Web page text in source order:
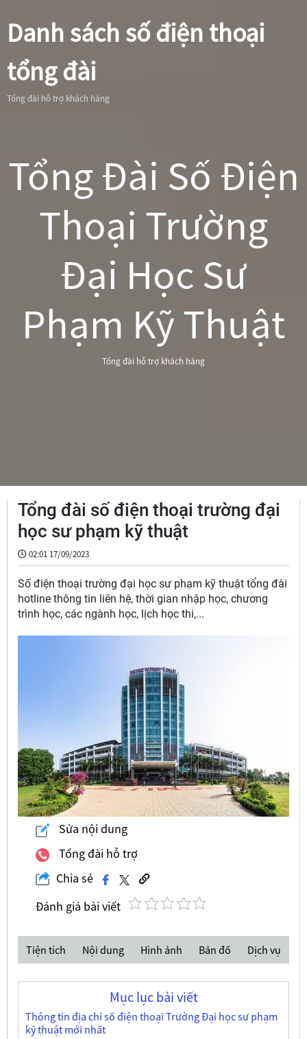
Danh sách số điện thoại
tổng đài
Tổng đài hỗ trợ khách hàng
Tổng Đài Số Điện
Thoại Trường
Đại Học Sư
Phạm Kỹ Thuật
Tổng đài hỗ trợ khách hàng
Tổng đài số điện thoại trường đại
học sư phạm kỹ thuật
02:01 17/09/2023
Số điện thoại trường đại học sư phạm kỹ thuật tổng đài
hotline thông tin liên hệ, thời gian nhập học, chương
trình học, các ngành học, lịch học thi,...
Sửa nội dung
Tổng đài hỗ trợ
Chia sẻ
Đánh giá bài viết
Tiện tích Nội dung Hình ảnh Bản đồ Dịch vụ
Mục lục bài viết
Thông tin địa chỉ số điện thoại Trường Đại học sư phạm
kỹ thuật mới nhất